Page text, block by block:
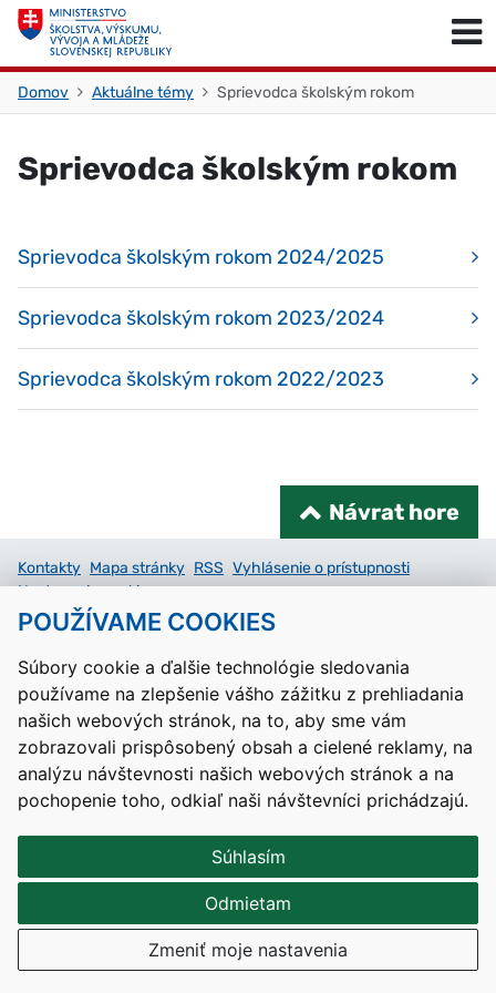
POUŽÍVAME COOKIES
Súbory cookie a ďalšie technológie sledovania
používame na zlepšenie vášho zážitku z prehliadania
našich webových stránok, na to, aby sme vám
zobrazovali prispôsobený obsah a cielené reklamy, na
analýzu návštevnosti našich webových stránok a na
pochopenie toho, odkiaľ naši návštevníci prichádzajú.
Súhlasím
Odmietam
Zmeniť moje nastavenia
Skočiť na obsah
Domov Aktuálne témy Sprievodca školským rokom
Sprievodca školským rokom
Sprievodca školským rokom 2024/2025
Sprievodca školským rokom 2023/2024
Sprievodca školským rokom 2022/2023
Skočiť na začiatok stránky
Návrat hore
Kontakty Mapa stránky RSS Vyhlásenie o prístupnosti
Nastavenia cookies
Prevádzkovateľom služby je Ministerstvo školstva, výskumu,
vývoja a mládeže Slovenskej republiky.
Tvorba stránok: Aglo Solutions
Redakčný systém: SysCom